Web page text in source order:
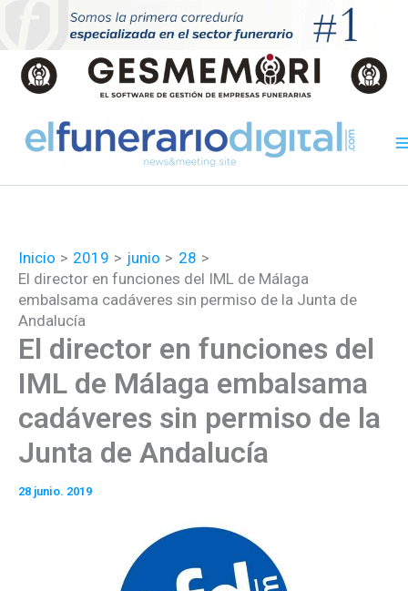
contenido
Inicio 2019 junio
28
El director en funciones del IML de Málaga
embalsama cadáveres sin permiso de la Junta de
Andalucía
El director en funciones del
IML de Málaga embalsama
cadáveres sin permiso de la
Junta de Andalucía
28 junio. 2019